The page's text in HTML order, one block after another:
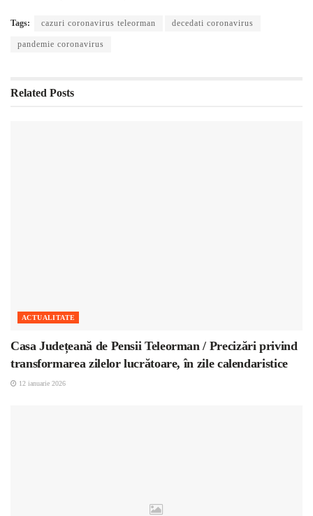
Tags: cazuri coronavirus teleorman decedati coronavirus
pandemie coronavirus
Related Posts
ACTUALITATE
Casa Județeană de Pensii Teleorman / Precizări privind
transformarea zilelor lucrătoare, în zile calendaristice
12 ianuarie 2026